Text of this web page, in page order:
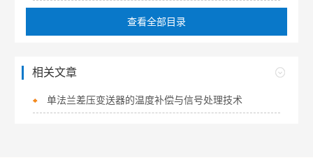
查看全部目录
相关文章
单法兰差压变送器的温度补偿与信号处理技术